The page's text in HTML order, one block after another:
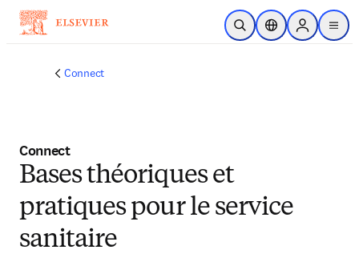
Passer au contenu principal
Ouvrir la recherche
Sélecteur de
Sign in to
menu
Connect
Connect
Bases théoriques et
pratiques pour le service
sanitaire